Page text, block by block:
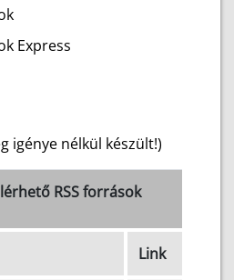
Express
igénye nélkül készült!)
RSS források
Link